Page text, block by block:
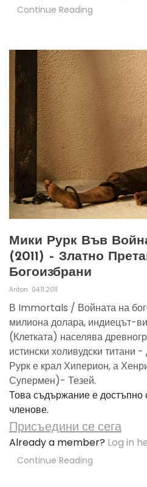
Continue Reading
Мики Рурк Във
(2011) – Златно
Богоизбрани
Anton 04.11.2011
В Immortals / Войната на
милиона долара, индиецът-
(Клетката) населява
истински холивудски
Рурк е крал Хиперион, а
Супермен)- Тезей.
Това съдържание е
членове.
Присъедини се сега
Already a member? Log in
Continue Reading